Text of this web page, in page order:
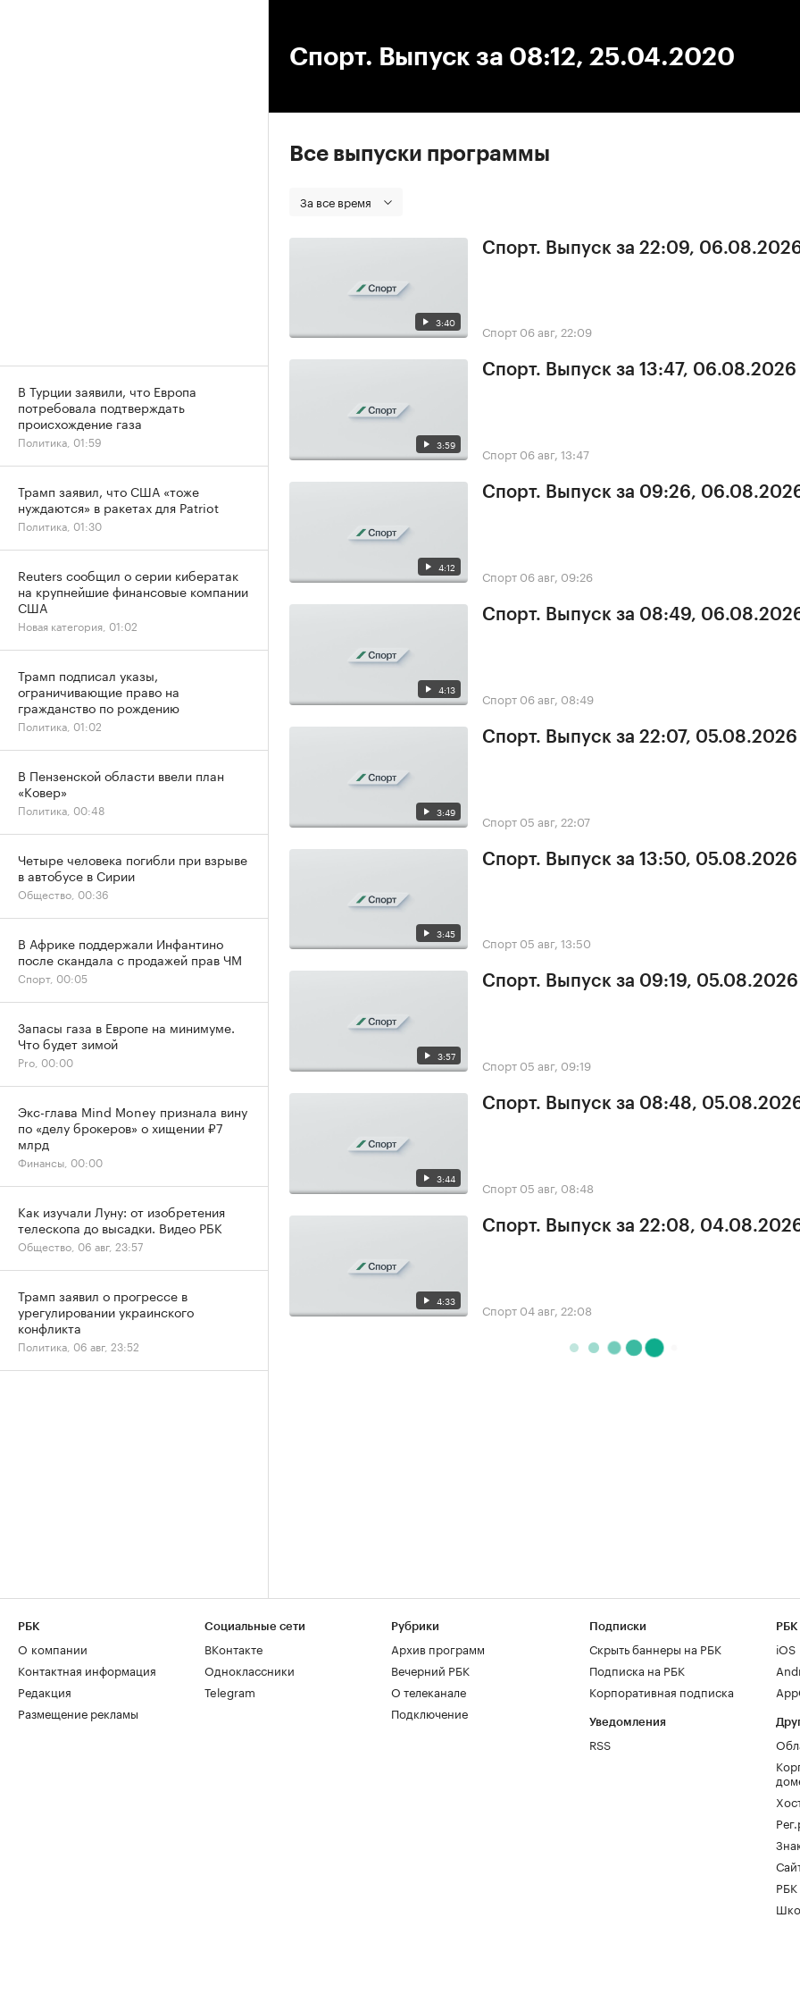
Спорт. Выпуск за 08:12, 25.04.2020
Все выпуски программы
За все время
3:40
Спорт. Выпуск за 22:09,
Спорт 06 авг, 22:09
3:59
Спорт. Выпуск за 13:47, 06.08.2026
Спорт 06 авг, 13:47
4:12
Спорт. Выпуск за 09:26,
Спорт 06 авг, 09:26
4:13
Спорт. Выпуск за 08:49,
Спорт 06 авг, 08:49
3:49
Спорт. Выпуск за 22:07, 05.08.2026
Спорт 05 авг, 22:07
3:45
Спорт. Выпуск за 13:50, 05.08.2026
Спорт 05 авг, 13:50
3:57
Спорт. Выпуск за 09:19, 05.08.2026
Спорт 05 авг, 09:19
3:44
Спорт. Выпуск за 08:48,
Спорт 05 авг, 08:48
4:33
Спорт. Выпуск за 22:08,
Спорт 04 авг, 22:08
В Турции заявили, что Европа
потребовала подтверждать
происхождение газа
Политика, 01:59
Трамп заявил, что США «тоже
нуждаются» в ракетах для Patriot
Политика, 01:30
Reuters сообщил о серии кибератак
на крупнейшие финансовые компании
США
Новая категория, 01:02
Трамп подписал указы,
ограничивающие право на
гражданство по рождению
Политика, 01:02
В Пензенской области ввели план
«Ковер»
Политика, 00:48
Четыре человека погибли при взрыве
в автобусе в Сирии
Общество, 00:36
В Африке поддержали Инфантино
после скандала с продажей прав ЧМ
Спорт, 00:05
Запасы газа в Европе на минимуме.
Что будет зимой
Pro, 00:00
Экс-глава Mind Money признала вину
по «делу брокеров» о хищении ₽7
млрд
Финансы, 00:00
Как изучали Луну: от изобретения
телескопа до высадки. Видео РБК
Общество, 06 авг, 23:57
Трамп заявил о прогрессе в
урегулировании украинского
конфликта
Политика, 06 авг, 23:52
РБК
О компании
Контактная информация
Редакция
Размещение рекламы
Социальные сети
ВКонтакте
Одноклассники
Telegram
Рубрики
Архив программ
Вечерний РБК
О телеканале
Подключение
Подписки
Скрыть баннеры на РБК
Подписка на РБК
Корпоративная подписка
Уведомления
RSS
РБК
iOS